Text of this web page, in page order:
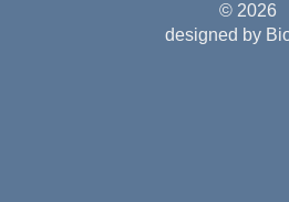
© 2026
designed by